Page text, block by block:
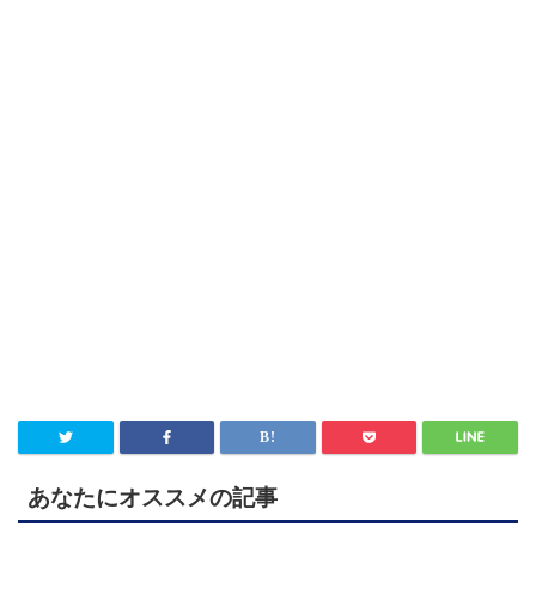
あなたにオススメの記事